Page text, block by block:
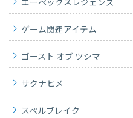
エーペックスレジェンズ
ゲーム関連アイテム
ゴースト オブ ツシマ
サクナヒメ
スペルブレイク